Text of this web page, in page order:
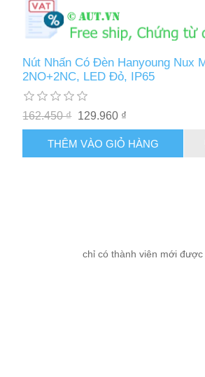
Nút Nhấn Có Đèn Hanyoung Nux
2NO+2NC, LED Đỏ, IP65
162.450 ₫ 129.960 ₫
THÊM VÀO GIỎ HÀNG
chỉ có thành viên mới